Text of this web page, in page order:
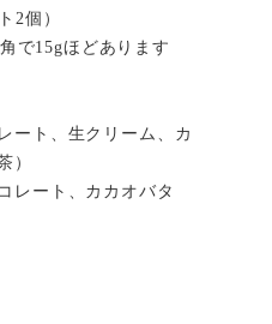
2個）
で15gほどあります
ート、生クリーム、カ
）
レート、カカオバタ